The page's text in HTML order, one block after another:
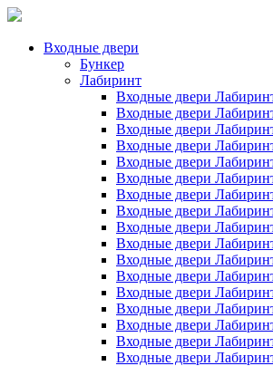
Входные двери
Бункер
Лабиринт
Входные двери
Входные двери
Входные двери
Входные двери
Входные двери
Входные двери
Входные двери
Входные двери
Входные двери
Входные двери
Входные двери
Входные двери
Входные двери
Входные двери
Входные двери
Входные двери
Входные двери